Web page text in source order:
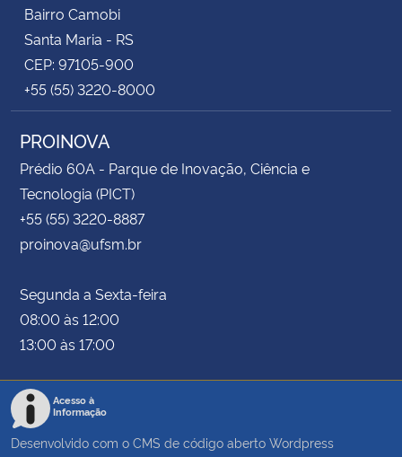
Bairro Camobi
Santa Maria - RS
CEP: 97105-900
+55 (55) 3220-8000
PROINOVA
Prédio 60A - Parque de Inovação, Ciência e
Tecnologia (PICT)
+55 (55) 3220-8887
proinova@ufsm.br
Segunda a Sexta-feira
08:00 às 12:00
13:00 às 17:00
Acesso à
Informação
Desenvolvido com o CMS de código aberto Wordpress